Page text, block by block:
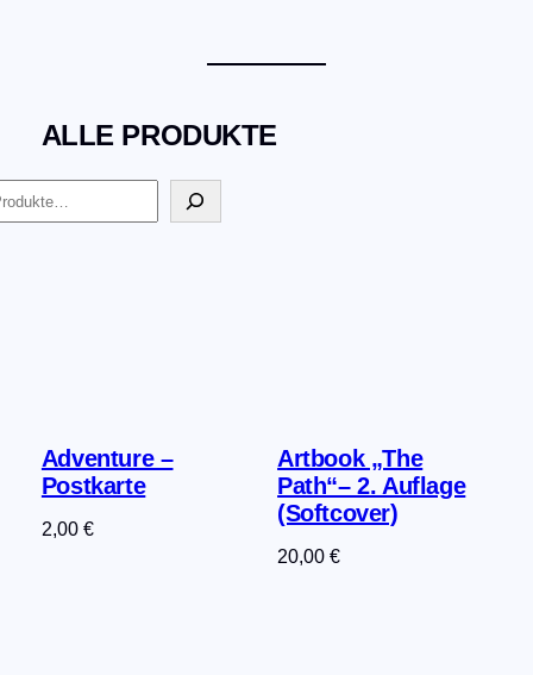
ALLE PRODUKTE
Adventure –
Postkarte
2,00 €
Artbook „The
Path“– 2. Auflage
(Softcover)
20,00€